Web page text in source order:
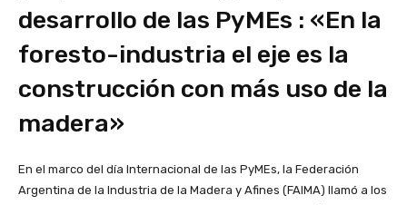
desarrollo de las PyMEs : «En la
foresto-industria el eje es la
construcción con más uso de la
madera»
En el marco del día Internacional de las PyMEs, la Federación
Argentina de la Industria de la Madera y Afines (FAIMA) llamó a los